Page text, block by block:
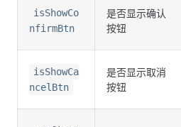
isShowCo
nfirmBtn
是否显示确认
按钮
isShowCa
ncelBtn
是否显示取消
按钮